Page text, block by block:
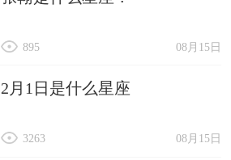
08月15日
895
2月1日是什么星座
08月15日
3263